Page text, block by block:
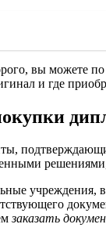
вы можете
и где
учреждения,
заказать